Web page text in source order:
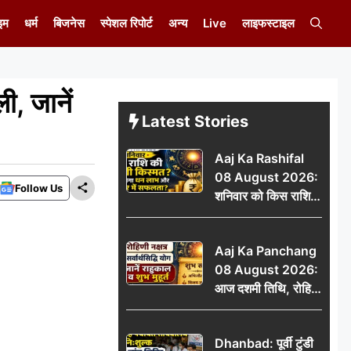
धर्म बिजनेस स्पेशल रिपोर्ट अन्य Live लाइफस्टाइल
जानें
Follow Us
Latest Stories
Aaj Ka Rashifal
08 August 2026:
शनिवार को किस राशि
की चमकेगी किस्मत,
और करियर में सफलता?
Aaj Ka Panchang
08 August 2026:
आज दशमी तिथि, रोहिणी
नक्षत्र और सर्वार्थसिद्धि
शुभ मुहूर्त
Dhanbad: पूर्वी टुंडी